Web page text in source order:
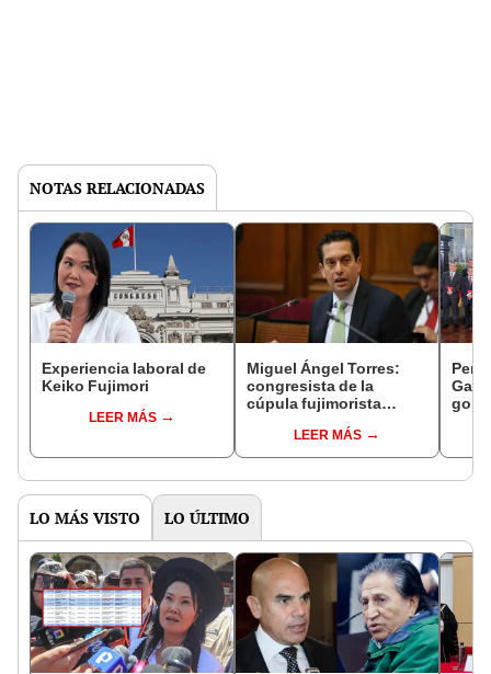
NOTAS RELACIONADAS
Experiencia laboral de
Keiko Fujimori
LEER MÁS
Miguel Ángel Torres:
congresista de la
cúpula fujimorista
del SenadoLEER MÁS
LO MÁS VISTO LO ÚLTIMO